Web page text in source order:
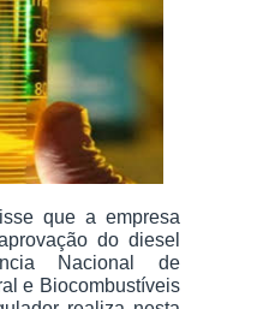
que a empresa
do diesel
Nacional de
e Biocombustíveis